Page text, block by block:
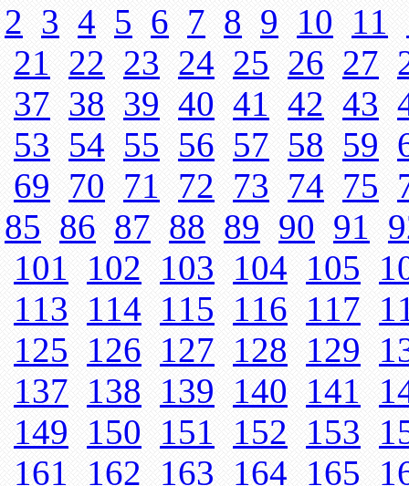
2 3 4 5 6 7 8 9 10 11
21 22 23 24 25 26 27
37 38 39 40 41 42 43
53 54 55 56 57 58 59
69 70 71 72 73 74 75
85 86 87 88 89 90 91
101
102 103 104 105
113 114 115 116 117
125 126 127 128 129
137 138 139 140 141
149 150 151 152 153
161
162 163 164 165